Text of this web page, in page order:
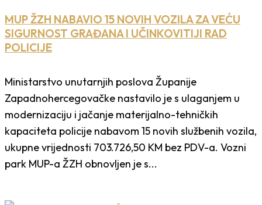
MUP ŽZH NABAVIO 15 NOVIH VOZILA ZA VEĆU
SIGURNOST GRAĐANA I UČINKOVITIJI RAD
POLICIJE
Ministarstvo unutarnjih poslova Županije
Zapadnohercegovačke nastavilo je s ulaganjem u
modernizaciju i jačanje materijalno-tehničkih
kapaciteta policije nabavom 15 novih službenih vozila,
ukupne vrijednosti 703.726,50 KM bez PDV-a. Vozni
park MUP-a ŽZH obnovljen je s...